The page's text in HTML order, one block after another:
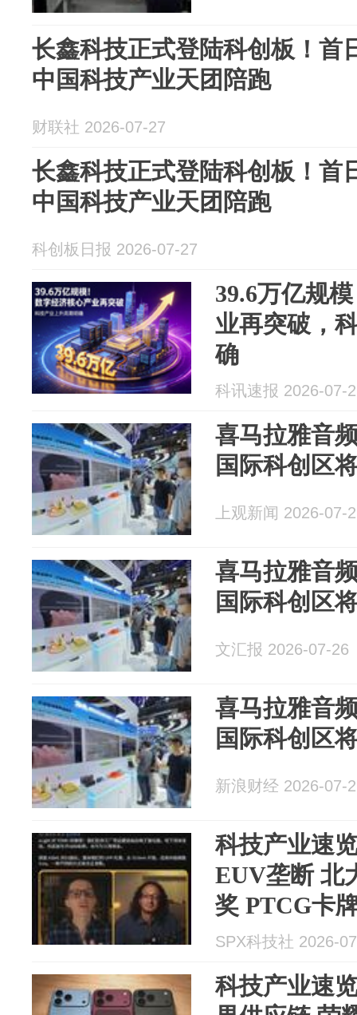
长鑫科技正式登陆科创板！首
中国科技产业天团陪跑
财联社 2026-07-27
长鑫科技正式登陆科创板！首
中国科技产业天团陪跑
科创板日报 2026-07-27
39.6万亿规
业再突破，
确
科讯速报 2026-07-
喜马拉雅音
国际科创区
上观新闻 2026-07-
喜马拉雅音
国际科创区
文汇报 2026-07-26
喜马拉雅音
国际科创区
新浪财经 2026-07-
科技产业速
EUV垄断 北
奖 PTCG卡
迎来新一轮
SPX科技社 2026-
科技产业速